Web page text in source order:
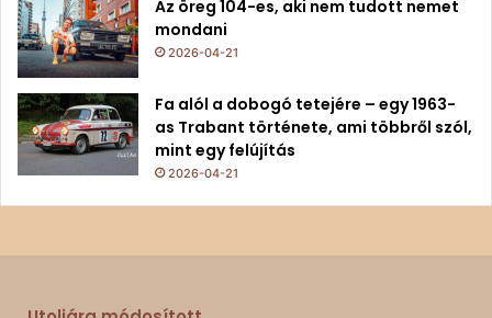
Az öreg 104-es, aki nem tudott nemet
mondani
2026-04-21
Fa alól a dobogó tetejére – egy 1963-
as Trabant története, ami többről szól,
mint egy felújítás
2026-04-21